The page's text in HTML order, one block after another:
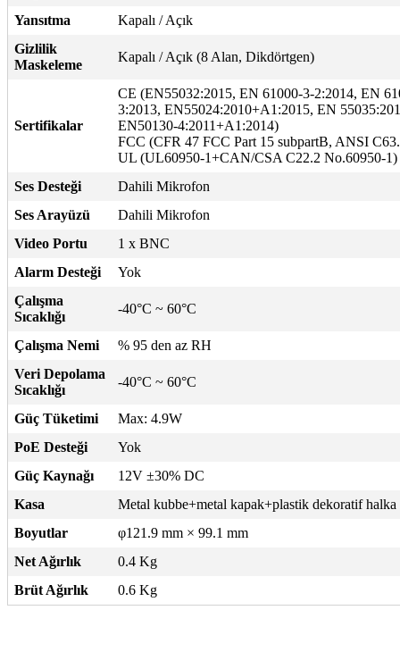
Yansıtma
Kapalı / Açık
Gizlilik
Maskeleme
Kapalı / Açık (8 Alan, Dikdörtgen)
Sertifikalar
CE (EN55032:2015, EN 61000-3-2:2014, EN
3:2013, EN55024:2010+A1:2015, EN
EN50130-4:2011+A1:2014)
FCC (CFR 47 FCC Part 15 subpartB, ANSI
UL (UL60950-1+CAN/CSA C22.2 No.60950-1)
Ses Desteği
Dahili Mikrofon
Ses Arayüzü
Dahili Mikrofon
Video Portu
1 x BNC
Alarm Desteği
Yok
Çalışma
Sıcaklığı
-40°C ~ 60°C
Çalışma Nemi
% 95 den az RH
Veri Depolama
Sıcaklığı
-40°C ~ 60°C
Güç Tüketimi
Max: 4.9W
PoE Desteği
Yok
Güç Kaynağı
12V ±30% DC
Kasa
Metal kubbe+metal kapak+plastik dekoratif halka
Boyutlar
φ121.9 mm × 99.1 mm
Net Ağırlık
0.4 Kg
Brüt Ağırlık
0.6 Kg